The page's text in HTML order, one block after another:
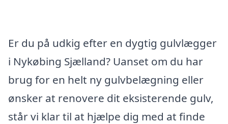
Er du på udkig efter en dygtig gulvlægger
i Nykøbing Sjælland? Uanset om du har
brug for en helt ny gulvbelægning eller
ønsker at renovere dit eksisterende gulv,
står vi klar til at hjælpe dig med at finde